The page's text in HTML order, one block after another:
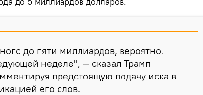
до пяти миллиардов, вероятно.
неделе", — сказал Трамп
предстоящую подачу иска в
его слов.